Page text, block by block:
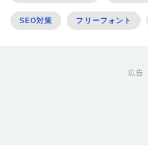
SEO対策 フリーフォント
広告